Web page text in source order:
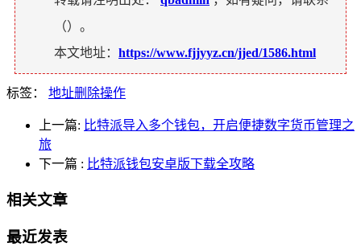
（）。
本文地址： https://www.fjjyyz.cn/jjed/1586.html
标签： 地址删除操作
上一篇: 比特派导入多个钱包，开启便捷数字货币管理之
旅
下一篇 : 比特派钱包安卓版下载全攻略
相关文章
最近发表